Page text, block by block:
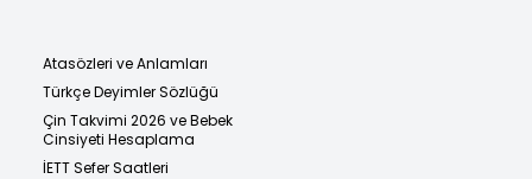
Atasözleri ve Anlamları
Türkçe Deyimler Sözlüğü
Çin Takvimi 2026 ve Bebek
Cinsiyeti Hesaplama
İETT Sefer Saatleri